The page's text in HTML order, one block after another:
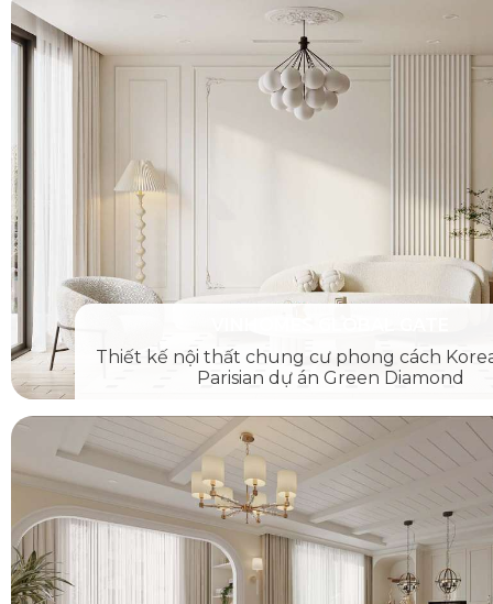
Thiết kế nội thất chung cư phong cách
Parisian dự án Green Diamond